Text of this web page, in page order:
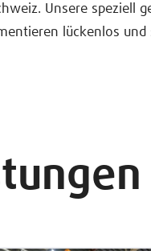
Unsere speziell
lückenlos